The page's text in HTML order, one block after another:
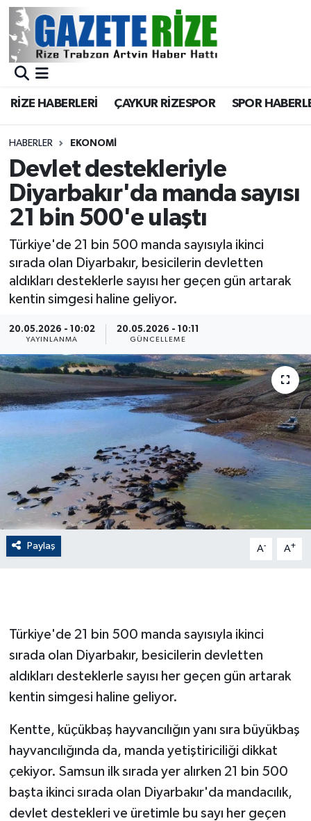
RİZE HABERLERİ ÇAYKUR RİZESPOR SPOR
HABERLER EKONOMİ
Devlet destekleriyle
Diyarbakır'da manda sayısı
21 bin 500'e ulaştı
Türkiye'de 21 bin 500 manda sayısıyla ikinci
sırada olan Diyarbakır, besicilerin devletten
aldıkları desteklerle sayısı her geçen gün artarak
kentin simgesi haline geliyor.
20.05.2026 - 10:02
YAYINLANMA
20.05.2026 - 10:11
GÜNCELLEME
Paylaş A- A+
Türkiye'de 21 bin 500 manda sayısıyla ikinci
sırada olan Diyarbakır, besicilerin devletten
aldıkları desteklerle sayısı her geçen gün artarak
kentin simgesi haline geliyor.
Kentte, küçükbaş hayvancılığın yanı sıra büyükbaş
hayvancılığında da, manda yetiştiriciliği dikkat
çekiyor. Samsun ilk sırada yer alırken 21 bin 500
başta ikinci sırada olan Diyarbakır'da mandacılık,
devlet destekleri ve üretimle bu sayı her geçen
BÖLGEMİZ
Asayiş
Rize Jandarma Komutanlığı
Bilim Teknoloji
Advertising news
Canlı Maç
ÇEVRE
Dış Haberler
Dünya
EKONOMİ
English News
Finans
GENEL
GÜNDEM
Güvenlik
İNSAN
Merkez Nöbetçi Eczaneler
Merkez Trafik Yoğunluk Haritası
Süper Lig Puan Durumu ve Fikstür
Tüm Manşetler
Haber Arşivi